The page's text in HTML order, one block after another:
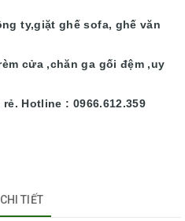
ty,giặt ghế sofa, ghế văn
cửa ,chăn ga gối đệm ,uy
Hotline : 0966.612.359
TIẾT